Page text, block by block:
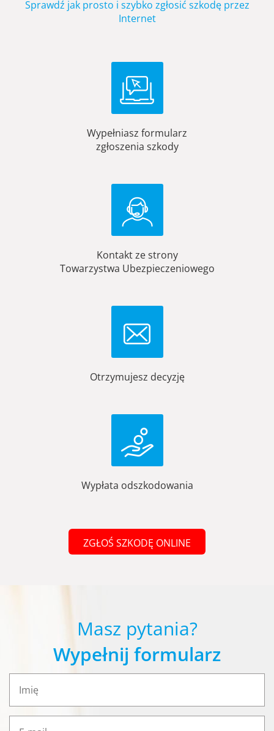
Sprawdź jak prosto i szybko zgłosić szkodę przez
Internet
Wypełniasz formularz
zgłoszenia szkody
Kontakt ze strony
Towarzystwa Ubezpieczeniowego
Otrzymujesz decyzję
Wypłata odszkodowania
ZGŁOŚ SZKODĘ ONLINE
Masz pytania?
Wypełnij formularz